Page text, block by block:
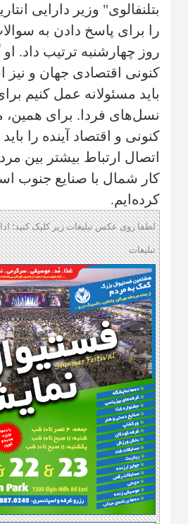
بتلنفالوی" وزیر دارایی
را برای پاسخ دادن به
روز چهارشنبه ترتیب داد.
کنونی اقتصادی جهان و نیز
باید مسئولانه عمل کنیم
نسل‌های فردا. برای همین،
کنونی و اقتصاد آینده را
اتصال ارتباط بیشتر بین
کار شمال با صنایع جنوب
کرده‌ایم.
لطفا روی عکس تبلیغات زیر کلیک کنید؛
تبلیغات